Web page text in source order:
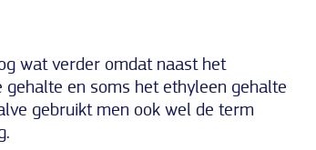
wat verder omdat naast het
en soms het ethyleen gehalte
gebruikt men ook wel de term